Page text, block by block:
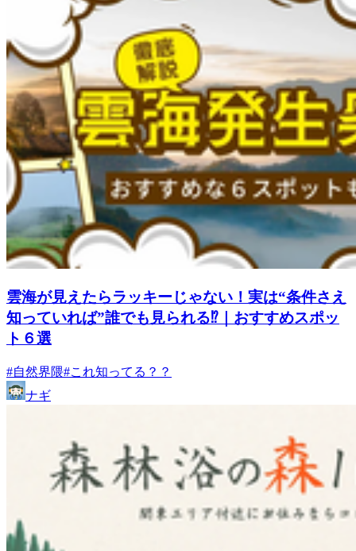
雲海が見えたらラッキーじゃない！実は“条件さえ
知っていれば”誰でも見られる⁉｜おすすめスポッ
ト６選
#自然界隈#これ知ってる？？
ナギ